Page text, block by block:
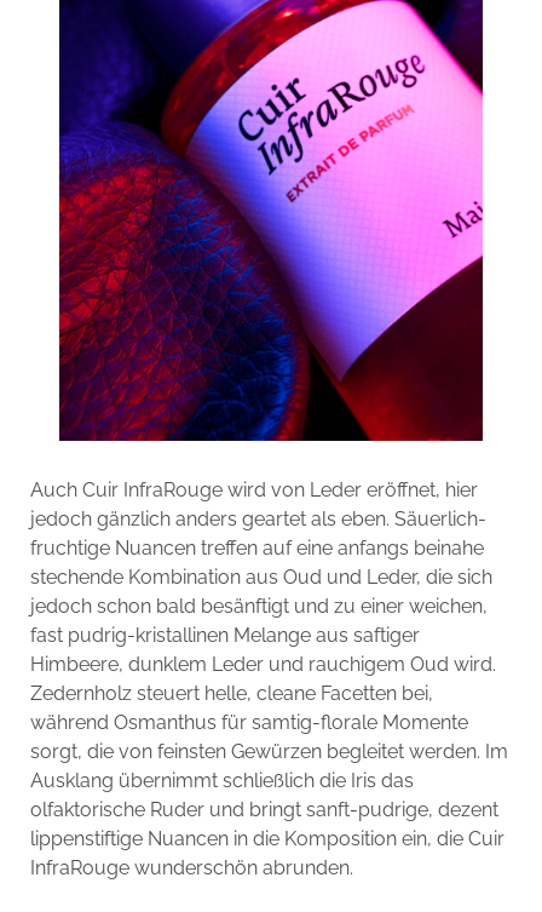
Auch Cuir InfraRouge wird von Leder eröffnet, hier
jedoch gänzlich anders geartet als eben. Säuerlich-
fruchtige Nuancen treffen auf eine anfangs beinahe
stechende Kombination aus Oud und Leder, die sich
jedoch schon bald besänftigt und zu einer weichen,
fast pudrig-kristallinen Melange aus saftiger
Himbeere, dunklem Leder und rauchigem Oud wird.
Zedernholz steuert helle, cleane Facetten bei,
während Osmanthus für samtig-florale Momente
sorgt, die von feinsten Gewürzen begleitet werden. Im
Ausklang übernimmt schließlich die Iris das
olfaktorische Ruder und bringt sanft-pudrige, dezent
lippenstiftige Nuancen in die Komposition ein, die Cuir
InfraRouge wunderschön abrunden.